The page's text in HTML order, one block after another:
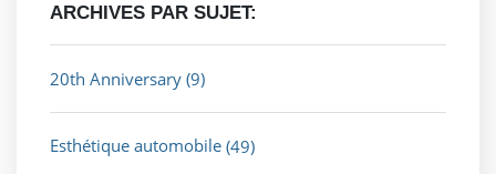
ARCHIVES PAR SUJET:
20th Anniversary (9)
Esthétique automobile (49)